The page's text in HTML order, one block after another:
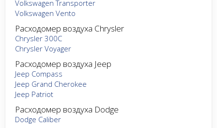
Volkswagen Transporter
Volkswagen Vento
Расходомер воздуха Chrysler
Chrysler 300C
Chrysler Voyager
Расходомер воздуха Jeep
Jeep Compass
Jeep Grand Cherokee
Jeep Patriot
Расходомер воздуха Dodge
Dodge Caliber